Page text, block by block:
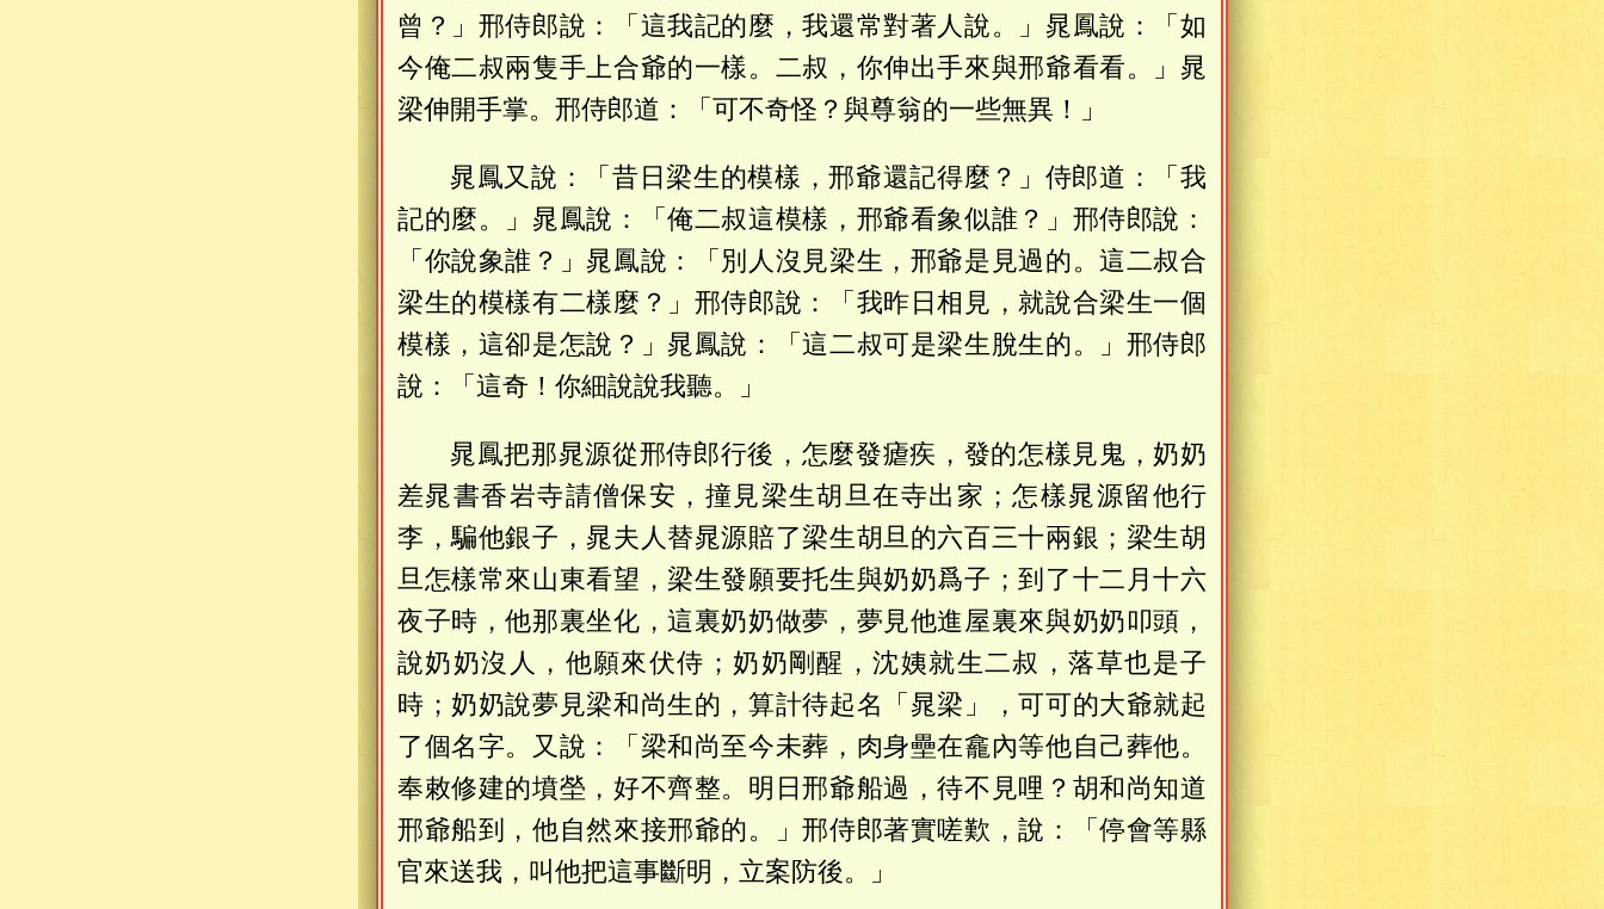
曾？」邢侍郎說：「這我記的麼，我還常對著人說。」晁鳳說：「如
今俺二叔兩隻手上合爺的一樣。二叔，你伸出手來與邢爺看看。」晁
梁伸開手掌。邢侍郎道：「可不奇怪？與尊翁的一些無異！」
晁鳳又說：「昔日梁生的模樣，邢爺還記得麼？」侍郎道：「我
記的麼。」晁鳳說：「俺二叔這模樣，邢爺看象似誰？」邢侍郎說：
「你說象誰？」晁鳳說：「別人沒見梁生，邢爺是見過的。這二叔合
梁生的模樣有二樣麼？」邢侍郎說：「我昨日相見，就說合梁生一個
模樣，這卻是怎說？」晁鳳說：「這二叔可是梁生脫生的。」邢侍郎
說：「這奇！你細說說我聽。」
晁鳳把那晁源從邢侍郎行後，怎麼發瘧疾，發的怎樣見鬼，奶奶
差晁書香岩寺請僧保安，撞見梁生胡旦在寺出家；怎樣晁源留他行
李，騙他銀子，晁夫人替晁源賠了梁生胡旦的六百三十兩銀；梁生胡
旦怎樣常來山東看望，梁生發願要托生與奶奶爲子；到了十二月十六
夜子時，他那裏坐化，這裏奶奶做夢，夢見他進屋裏來與奶奶叩頭，
說奶奶沒人，他願來伏侍；奶奶剛醒，沈姨就生二叔，落草也是子
時；奶奶說夢見梁和尚生的，算計待起名「晁梁」，可可的大爺就起
了個名字。又說：「梁和尚至今未葬，肉身壘在龕內等他自己葬他。
奉敕修建的墳塋，好不齊整。明日邢爺船過，待不見哩？胡和尚知道
邢爺船到，他自然來接邢爺的。」邢侍郎著實嗟歎，說：「停會等縣
官來送我，叫他把這事斷明，立案防後。」